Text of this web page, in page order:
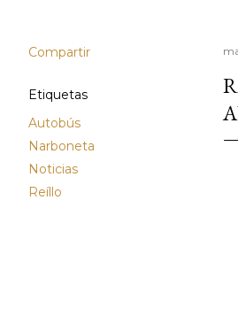
Compartir
Etiquetas
Autobús
Narboneta
Noticias
Reíllo